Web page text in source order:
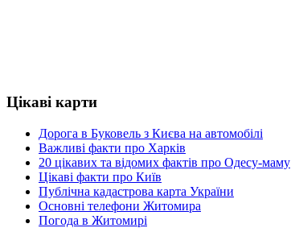
Цікаві карти
Дорога в Буковель з Києва на автомобілі
Важливі факти про Харків
20 цікавих та відомих фактів про Одесу-маму
Цікаві факти про Київ
Публічна кадастрова карта України
Основні телефони Житомира
Погода в Житомирі